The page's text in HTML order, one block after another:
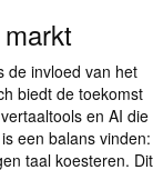
de invloed van het
biedt de toekomst
en AI die
een balans vinden:
taal koesteren. Dit